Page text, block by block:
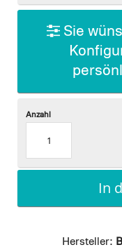
Sie
Anzahl
In
Hersteller: